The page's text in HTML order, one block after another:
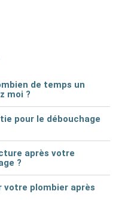
de temps un
moi ?
pour le débouchage
après votre
?
votre plombier après